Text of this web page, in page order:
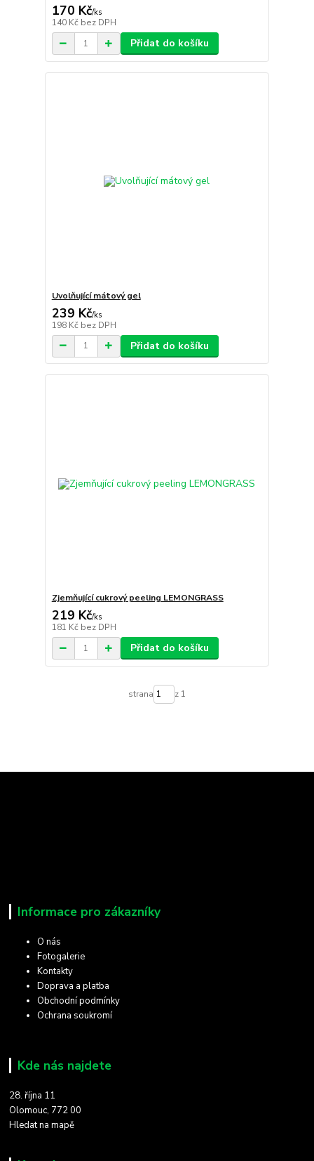
170 Kč/ks
140 Kč bez DPH
Přidat do košíku
Uvolňující mátový gel
239 Kč/ks
198 Kč bez DPH
Přidat do košíku
Zjemňující cukrový peeling LEMONGRASS
219 Kč/ks
181 Kč bez DPH
Přidat do košíku
strana z 1
Informace pro zákazníky
O nás
Fotogalerie
Kontakty
Doprava a platba
Obchodní podmínky
Ochrana soukromí
Kde nás najdete
28. října 11
Olomouc, 772 00
Hledat na mapě